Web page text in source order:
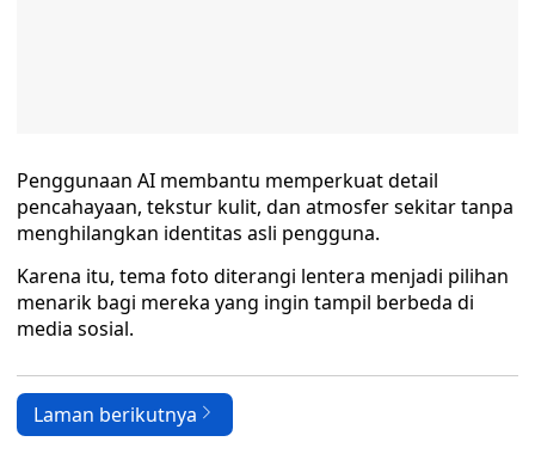
Penggunaan AI membantu memperkuat detail
pencahayaan, tekstur kulit, dan atmosfer sekitar tanpa
menghilangkan identitas asli pengguna.
Karena itu, tema foto diterangi lentera menjadi pilihan
menarik bagi mereka yang ingin tampil berbeda di
media sosial.
Laman berikutnya